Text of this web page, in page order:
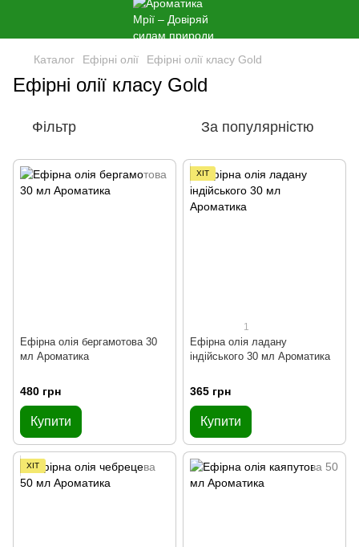
Каталог Ефірні олії Ефірні олії класу Gold
Ефірні олії класу Gold
Фільтр За популярністю
Ефірна олія бергамотова 30
мл Ароматика
480 грн
Купити
ХІТ
1
Ефірна олія ладану
індійського 30 мл Ароматика
365 грн
Купити
ХІТ